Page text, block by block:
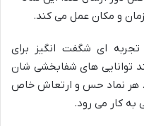
و مکان عمل می کند.
تجربه ای شگفت انگیز برای
توانایی های شفابخشی شان
هر نماد حس و ارتعاش خاص
به کار می رود.